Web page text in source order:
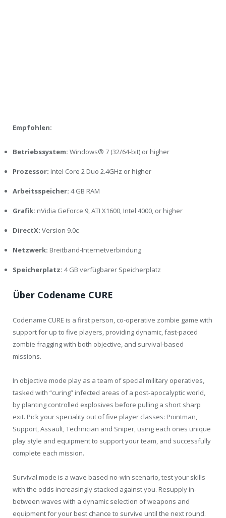
Empfohlen:
Betriebssystem: Windows® 7 (32/64-bit) or higher
Prozessor: Intel Core 2 Duo 2.4GHz or higher
Arbeitsspeicher: 4 GB RAM
Grafik: nVidia GeForce 9, ATI X1600, Intel 4000, or higher
DirectX: Version 9.0c
Netzwerk: Breitband-Internetverbindung
Speicherplatz: 4 GB verfügbarer Speicherplatz
Über Codename CURE
Codename CURE is a first person, co-operative zombie game with
support for up to five players, providing dynamic, fast-paced
zombie fragging with both objective, and survival-based
missions.
In objective mode play as a team of special military operatives,
tasked with “curing” infected areas of a post-apocalyptic world,
by planting controlled explosives before pulling a short sharp
exit. Pick your speciality out of five player classes: Pointman,
Support, Assault, Technician and Sniper, using each ones unique
play style and equipment to support your team, and successfully
complete each mission.
Survival mode is a wave based no-win scenario, test your skills
with the odds increasingly stacked against you. Resupply in-
between waves with a dynamic selection of weapons and
equipment for your best chance to survive until the next round.